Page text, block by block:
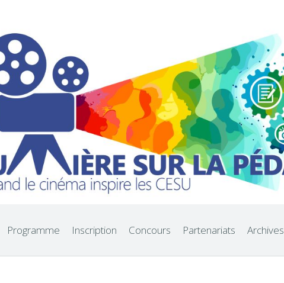
Programme Inscription Concours Partenariats Archives